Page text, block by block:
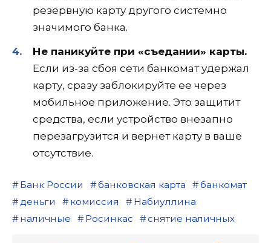
резервную карту другого системно
значимого банка.
Не паникуйте при «съедании» карты.
Если из-за сбоя сети банкомат удержал
карту, сразу заблокируйте ее через
мобильное приложение. Это защитит
средства, если устройство внезапно
перезагрузится и вернет карту в ваше
отсутствие.
Банк России банковская карта
банкомат
деньги
комиссия
Набиуллина
наличные
Росинкас снятие наличных